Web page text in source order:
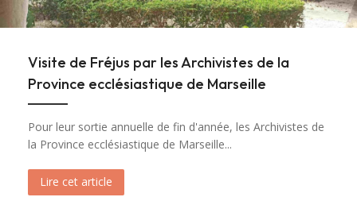
Visite de Fréjus par les Archivistes de la
Province ecclésiastique de Marseille
Pour leur sortie annuelle de fin d'année, les Archivistes de
la Province ecclésiastique de Marseille...
Lire cet article